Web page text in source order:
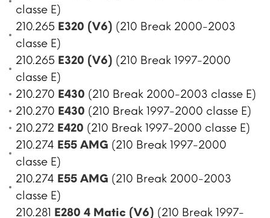
classe E)
210.265 E320 (V6) (210 Break 2000-2003
classe E)
210.265 E320 (V6) (210 Break 1997-2000
classe E)
210.270 E430 (210 Break 2000-2003 classe E)
210.270 E430 (210 Break 1997-2000 classe E)
210.272 E420 (210 Break 1997-2000 classe E)
210.274 E55 AMG (210 Break 1997-2000
classe E)
210.274 E55 AMG (210 Break 2000-2003
classe E)
210.281 E280 4 Matic (V6) (210 Break 1997-